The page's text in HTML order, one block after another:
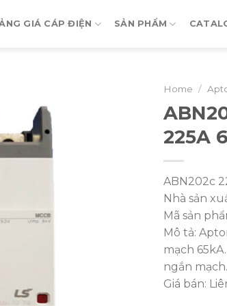
GIÁ CÁP ĐIỆN SẢN PHẨM
Home /
225A
ABN202c
Nhà sản
Mã sản
Mô tả:
mạch
ngắn mạch.
Giá bán: